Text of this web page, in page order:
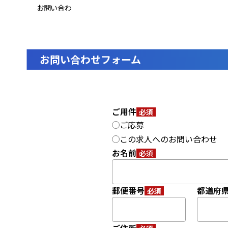
お問い合わ
お問い合わせフォーム
ご用件 必須
ご応募
この求人へのお問い合わせ
お名前 必須
郵便番号 必須 都道府